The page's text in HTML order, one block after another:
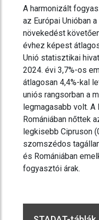
A harmonizált
az Európai Unióban
növekedést
évhez képest
Unió statisztikai
2024. évi 3,7%-os
átlagosan 4,4%-kal
uniós rangsorban a
legmagasabb volt.
Romániában nőttek
legkisebb Cipruson
szomszédos
és Romániában
fogyasztói árak.